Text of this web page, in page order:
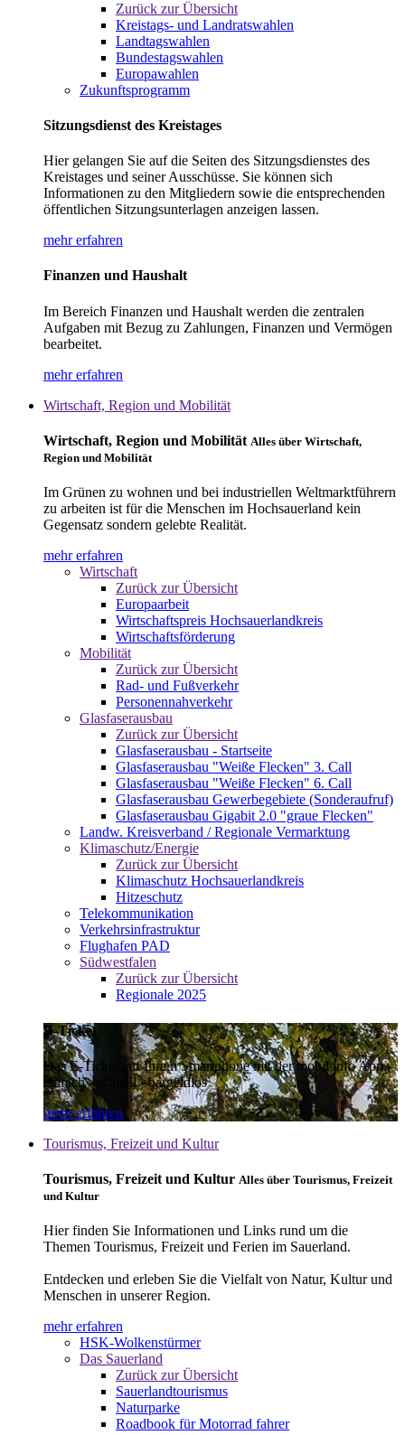
Zurück zur Übersicht
Kreistags- und Landratswahlen
Landtagswahlen
Bundestagswahlen
Europawahlen
Zukunftsprogramm
Sitzungsdienst des Kreistages
Hier gelangen Sie auf die Seiten des Sitzungsdienstes des
Kreistages und seiner Ausschüsse. Sie können sich
Informationen zu den Mitgliedern sowie die entsprechenden
öffentlichen Sitzungsunterlagen anzeigen lassen.
mehr erfahren
Finanzen und Haushalt
Im Bereich Finanzen und Haushalt werden die zentralen
Aufgaben mit Bezug zu Zahlungen, Finanzen und Vermögen
bearbeitet.
mehr erfahren
Wirtschaft, Region und Mobilität
Wirtschaft, Region und Mobilität Alles über Wirtschaft,
Region und Mobilität
Im Grünen zu wohnen und bei industriellen Weltmarktführern
zu arbeiten ist für die Menschen im Hochsauerland kein
Gegensatz sondern gelebte Realität.
mehr erfahren
Wirtschaft
Zurück zur Übersicht
Europaarbeit
Wirtschaftspreis Hochsauerlandkreis
Wirtschaftsförderung
Mobilität
Zurück zur Übersicht
Rad- und Fußverkehr
Personennahverkehr
Glasfaserausbau
Zurück zur Übersicht
Glasfaserausbau - Startseite
Glasfaserausbau "Weiße Flecken" 3. Call
Glasfaserausbau "Weiße Flecken" 6. Call
Glasfaserausbau Gewerbegebiete (Sonderaufruf)
Glasfaserausbau Gigabit 2.0 "graue Flecken"
Landw. Kreisverband / Regionale Vermarktung
Klimaschutz/Energie
Zurück zur Übersicht
Klimaschutz Hochsauerlandkreis
Hitzeschutz
Telekommunikation
Verkehrsinfrastruktur
Flughafen PAD
Südwestfalen
Zurück zur Übersicht
Regionale 2025
E-Ticket
Das E-Ticket auf Ihrem Smartphone mit der mobil info App -
einfach - schnell - bargeldlos
mehr erfahren
Tourismus, Freizeit und Kultur
Tourismus, Freizeit und Kultur Alles über Tourismus, Freizeit
und Kultur
Hier finden Sie Informationen und Links rund um die
Themen Tourismus, Freizeit und Ferien im Sauerland.
Entdecken und erleben Sie die Vielfalt von Natur, Kultur und
Menschen in unserer Region.
mehr erfahren
HSK-Wolkenstürmer
Das Sauerland
Zurück zur Übersicht
Sauerlandtourismus
Naturparke
Roadbook für Motorrad fahrer